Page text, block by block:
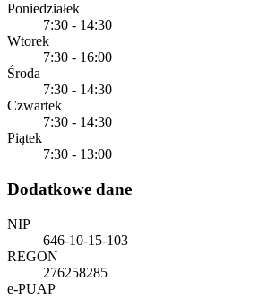
Poniedziałek
7:30 - 14:30
Wtorek
7:30 - 16:00
Środa
7:30 - 14:30
Czwartek
7:30 - 14:30
Piątek
7:30 - 13:00
Dodatkowe dane
NIP
646-10-15-103
REGON
276258285
e-PUAP